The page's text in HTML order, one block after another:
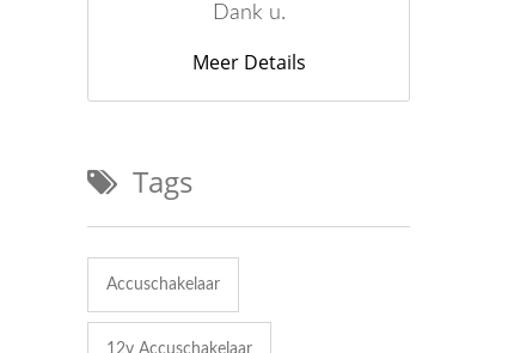
Dank u.
Meer Details
Tags
Accuschakelaar
12v Accuschakelaar